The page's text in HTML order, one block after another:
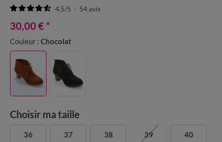
4.5/5 - 54avis
30,00 € *
Couleur : Chocolat
Choisir ma taille
36 37 38 39 40